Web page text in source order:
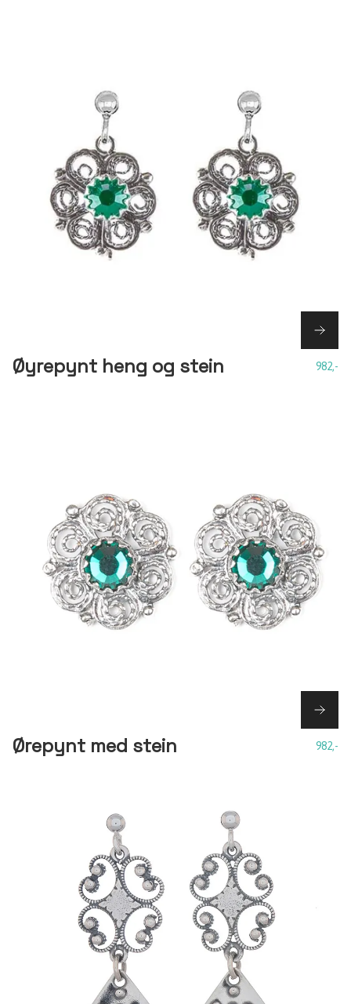
Øyrepynt heng og stein 982,-
Ørepynt med stein 982,-